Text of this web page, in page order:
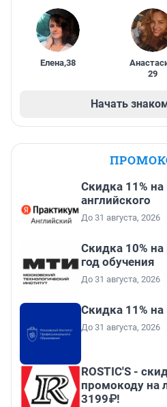
Елена,38
29
Начать
Скидка 11%
английского
До 31 августа, 2026
Скидка 10%
год обучения
До 31 августа, 2026
Скидка 11%
До 31 августа, 2026
ROSTIC'S -
промокоду на
3199₽!